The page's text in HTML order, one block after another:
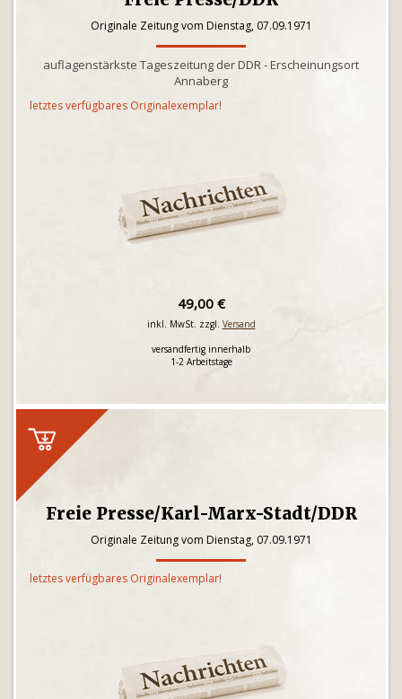
Originale Zeitung vom Dienstag, 07.09.1971
auflagenstärkste Tageszeitung der DDR - Erscheinungsort
Annaberg
letztes verfügbares Originalexemplar!
49,00 €
inkl. MwSt. zzgl. Versand
versandfertig innerhalb
1-2 Arbeitstage
Freie Presse/Karl-Marx-Stadt/DDR
Originale Zeitung vom Dienstag, 07.09.1971
letztes verfügbares Originalexemplar!